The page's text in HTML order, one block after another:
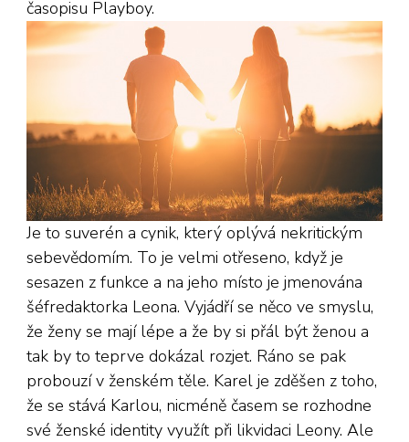
časopisu Playboy.
Je to suverén a cynik, který oplývá nekritickým
sebevědomím. To je velmi otřeseno, když je
sesazen z funkce a na jeho místo je jmenována
šéfredaktorka Leona. Vyjádří se něco ve smyslu,
že ženy se mají lépe a že by si přál být ženou a
tak by to teprve dokázal rozjet. Ráno se pak
probouzí v ženském těle. Karel je zděšen z toho,
že se stává Karlou, nicméně časem se rozhodne
své ženské identity využít při likvidaci Leony. Ale